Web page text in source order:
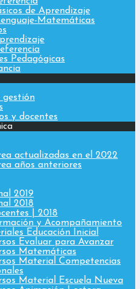
de Aprendizaje
Matemáticas
Pedagógicas
gestión
y docentes
actualizadas en el 2022
años anteriores
2019
2018
| 2018
y Acompañamiento
Educación Inicial
Evaluar para Avanzar
Matemáticas
Material Competencias
Material Escuela Nueva